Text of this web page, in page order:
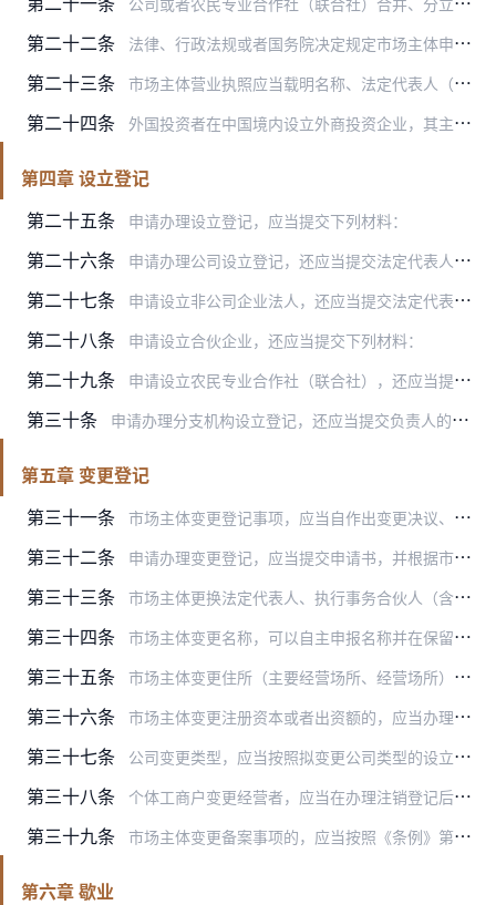
第二十二条 法律、行政法规或者国务院决定规定市场主体申请登记、备案事项前需要审批的，在办理登记、备案时，应当在有效期内提交有关批准文件或者许可证书。有关批准文件或者许可证书…
第二十三条 市场主体营业执照应当载明名称、法定代表人（执行事务合伙人、个人独资企业投资人、经营者或者负责人）姓名、类型（组成形式）、注册资本（出资额）、住所（主要经营场所、…
第二十四条 外国投资者在中国境内设立外商投资企业，其主体资格文件或者自然人身份证明应当经所在国家公证机关公证并经中国驻该国使（领）馆认证。中国与有关国家缔结或者共同参加的国…
第四章 设立登记
第二十五条
申请办理设立登记，应当提交下列材料：
第二十六条 申请办理公司设立登记，还应当提交法定代表人、董事、监事和高级管理人员的任职文件和自然人身份证明。
第二十七条 申请设立非公司企业法人，还应当提交法定代表人的任职文件和自然人身份证明。
第二十八条 申请设立合伙企业，还应当提交下列材料：
第二十九条 申请设立农民专业合作社（联合社），还应当提交下列材料：
第三十条 申请办理分支机构设立登记，还应当提交负责人的任职文件和自然人身份证明。
第五章 变更登记
第三十一条
市场主体变更登记事项，应当自作出变更决议、决定或者法定变更事项发生之日起30日内申请办理变更登记。
第三十二条 申请办理变更登记，应当提交申请书，并根据市场主体类型及具体变更事项分别提交下列材料：
第三十三条 市场主体更换法定代表人、执行事务合伙人（含委派代表）、负责人的变更登记申请由新任法定代表人、执行事务合伙人（含委派代表）、负责人签署。
第三十四条 市场主体变更名称，可以自主申报名称并在保留期届满前申请变更登记，也可以直接申请变更登记。
第三十五条 市场主体变更住所（主要经营场所、经营场所），应当在迁入新住所（主要经营场所、经营场所）前向迁入地登记机关申请变更登记，并提交新的住所（主要经营场所、经营场所）使…
第三十六条 市场主体变更注册资本或者出资额的，应当办理变更登记。
第三十七条 公司变更类型，应当按照拟变更公司类型的设立条件，在规定的期限内申请变更登记，并提交有关材料。
第三十八条 个体工商户变更经营者，应当在办理注销登记后，由新的经营者重新申请办理登记。双方经营者同时申请办理的，登记机关可以合并办理。
第三十九条 市场主体变更备案事项的，应当按照《条例》第二十九条规定办理备案。
第六章 歇业